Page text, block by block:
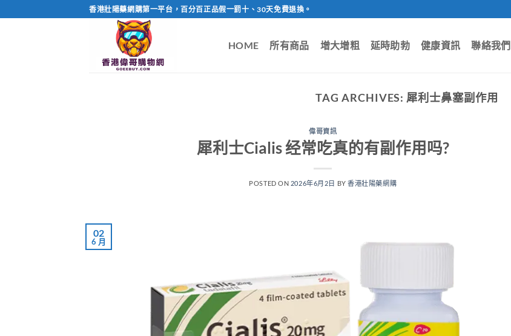
to
香港壯陽藥網購第一平台，百分百正品假一罰十、30天免費退換。
HOME 所有商品 增大增粗 延時助勃 健康資訊 聯絡我們
TAG ARCHIVES: 犀利士鼻塞副作用
偉哥資訊
犀利士Cialis 经常吃真的有副作用吗?
POSTED ON 2026年6月2日 BY香港壯陽藥網購
02
6 月